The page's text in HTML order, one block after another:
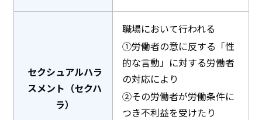
セクシュアルハラ
スメント（セクハ
ラ）
職場において行われる
①労働者の意に反する「性
的な言動」に対する労働者
の対応により
②その労働者が労働条件に
つき不利益を受けたり